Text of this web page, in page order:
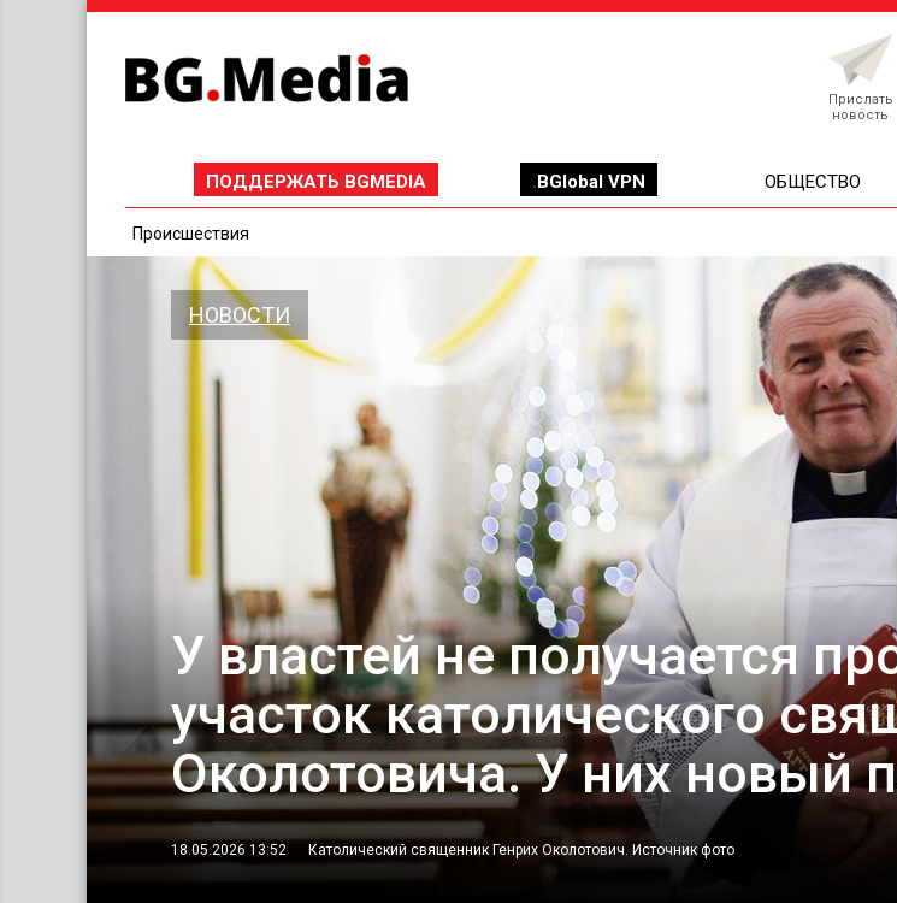
Прислать
новость
ПОДДЕРЖАТЬ BGMEDIA BGlobal VPN ОБЩЕСТВО
Проиcшествия
НОВОСТИ
У властей не получается
участок католического
Околотовича. У них новый
18.05.2026 13:52 Католический священник Генрих Околотович. Источник фото